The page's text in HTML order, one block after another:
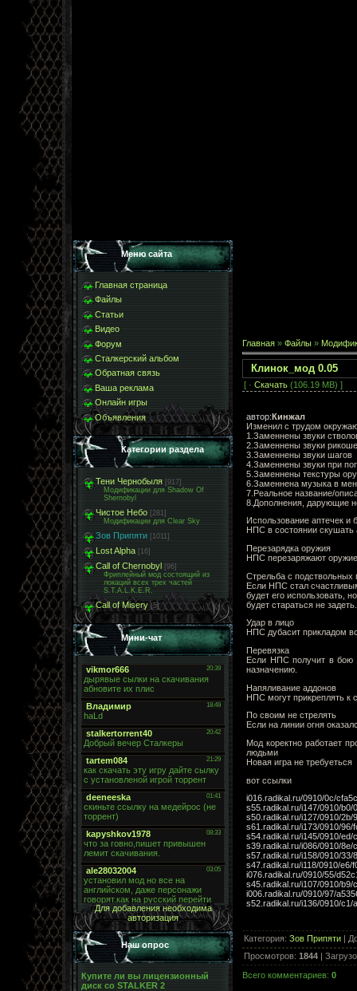
Меню сайта
Главная страница
Файлы
Статьи
Видео
Форум
Сталкерский альбом
Обратная связь
Ваша реклама
Онлайн игры
Объявления
Категории раздела
Тени Чернобыля [917]
Модификации для Shadow Of
Shernobyl
Чистое Небо [281]
Модификации для Clear Sky
Зов Припяти [1011]
Lost Alpha [16]
Call of Chernobyl [96]
Фриплейный мод состоящий из
локаций всех трех частей
S.T.A.L.K.E.R.
Call of Misery [5]
Мини-чат
Для добавления необходима
авторизация
Наш опрос
Купите ли вы лицензионный
диск со STALKER 2
Главная » Файлы »
Клинок_мод 0.05
[ · Скачать (106.19 MB) ]
автор:Кинжал
Изменил с трудом
1.Заменнены звуки
2.Заменнены звуки
3.Заменнены звуки шагов
4.Заменнены звуки при
5.Заменнены текстуры
6.Заменнена музыка в
7.Реальное название/
8.Дополнения, дарующие
Использование аптечек и
НПС в состоянии скушать
Перезарядка оружия
НПС перезаряжают
Стрельба с подствольных
Если НПС стал
будет его использовать,
будет стараться не задеть.
Удар в лицо
НПС дубасит прикладом
Перевязка
Если НПС получит в бою
назначению.
Напяливание аддонов
НПС могут прикреплять к
По своим не стрелять
Если на линии огня
Мод коректно работает
людьми
Новая игра не требуеться
вот ссылки
i016.radikal.ru/0910/0c/
s55.radikal.ru/i147/0910/b0/
s50.radikal.ru/i127/0910/2b/
s61.radikal.ru/i173/0910/96/
s54.radikal.ru/i145/0910/ed/
s39.radikal.ru/i086/0910/8e/
s57.radikal.ru/i158/0910/33/
s47.radikal.ru/i118/0910/e6/
i076.radikal.ru/0910/55/
s45.radikal.ru/i107/0910/b9/
i006.radikal.ru/0910/97/
s52.radikal.ru/i136/0910/c1/
Категория: Зов Припяти |
Просмотров: 1844 |
Всего комментариев: 0